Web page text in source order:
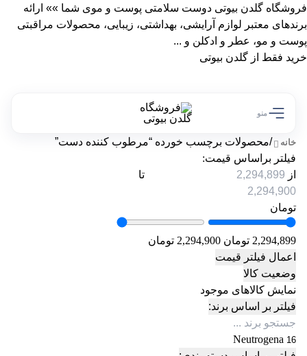
فروشگاه گلدن بیوتی دوست سلامتی پوست و موی شما »» ارائه
برندهای معتبر لوازم آرایشی، بهداشتی، زیبایی، محصولات مراقبتی
پوست و مو، عطر و ادکلن و ...
خرید فقط از گلدن بیوتی
منو
خانه /محصولات برچسب خورده “مرطوب کننده دست”
فیلتر براساس قیمت:
از
تا
تومان
2,294,899 تومان
2,294,900 تومان
اعمال فیلتر قیمت
وضعیت کالا
نمایش کالاهای موجود
فیلتر بر اساس برند:
Neutrogena 16